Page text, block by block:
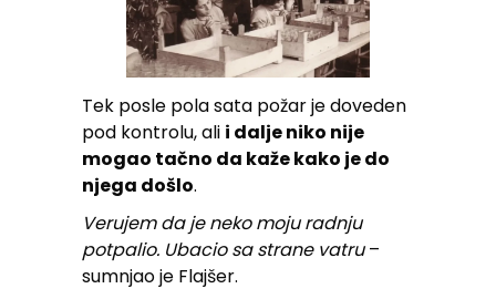
Tek posle pola sata požar je doveden
pod kontrolu, ali i dalje niko nije
mogao tačno da kaže kako je do
njega došlo.
Verujem da je neko moju radnju
potpalio. Ubacio sa strane vatru–
sumnjao je Flajšer.